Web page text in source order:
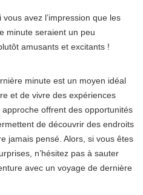
avez l’impression que les
minute seraient un peu
amusants et excitants !
minute est un moyen idéal
et de vivre des expériences
offrent des opportunités
de découvrir des endroits
jamais pensé. Alors, si vous êtes
n’hésitez pas à sauter
avec un voyage de dernière